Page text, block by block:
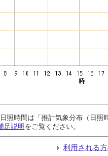
照時間は「推計気象分布（日
足説明をご覧ください。
利用される